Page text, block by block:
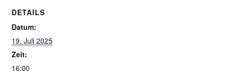
DETAILS
Datum:
19. Juli 2025
Zeit:
16:00